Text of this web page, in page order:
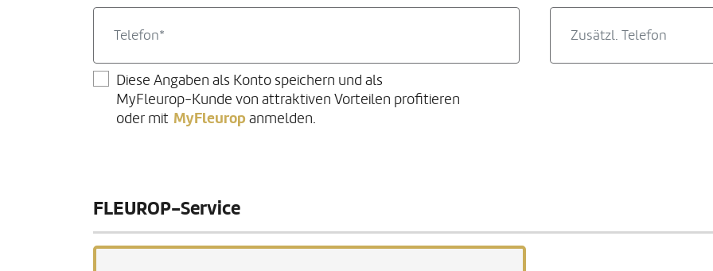
Diese Angaben als Konto speichern und als
MyFleurop-Kunde von attraktiven Vorteilen profitieren
oder mit MyFleurop anmelden.
FLEUROP-Service